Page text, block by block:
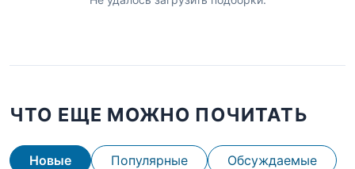
ЧТО ЕЩЕ МОЖНО ПОЧИТАТЬ
Новые Популярные Обсуждаемые